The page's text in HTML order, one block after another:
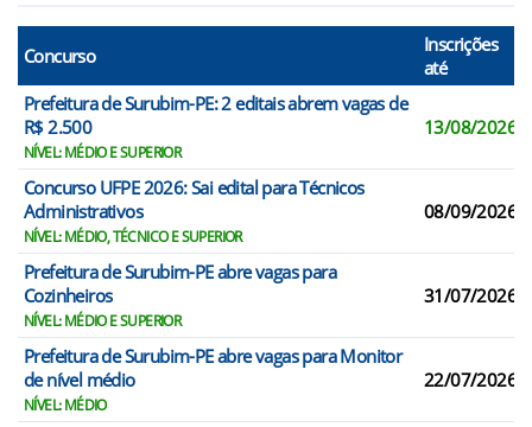
Concurso
Inscrições
até
Prefeitura de Surubim-PE: 2 editais abrem vagas de
R$ 2.500
NÍVEL: MÉDIO E SUPERIOR
13/08/2026
Concurso UFPE 2026: Sai edital para Técnicos
Administrativos
NÍVEL: MÉDIO, TÉCNICO E SUPERIOR
08/09/2026
Prefeitura de Surubim-PE abre vagas para
Cozinheiros
NÍVEL: MÉDIO E SUPERIOR
31/07/2026
Prefeitura de Surubim-PE abre vagas para Monitor
de nível médio
NÍVEL: MÉDIO
22/07/2026